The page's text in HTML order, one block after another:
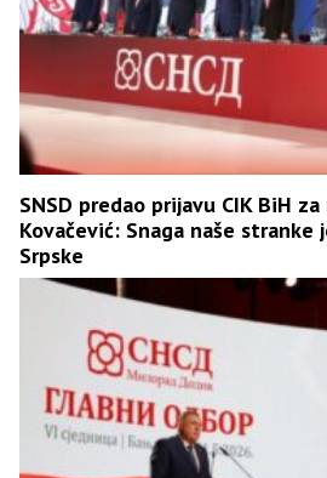
SNSD predao prijavu CIK BiH
Kovačević: Snaga naše
Srpske